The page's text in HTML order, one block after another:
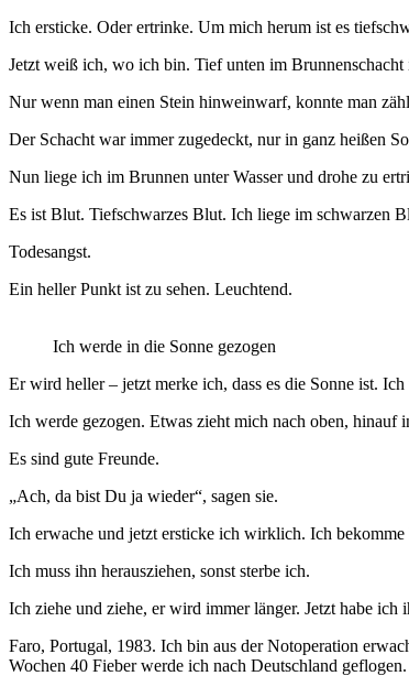
Ich ersticke. Oder ertrinke. Um mich herum ist es
Jetzt weiß ich, wo ich bin. Tief unten im
Nur wenn man einen Stein hinweinwarf, konnte man
Der Schacht war immer zugedeckt, nur in ganz heißen
Nun liege ich im Brunnen unter Wasser und drohe zu
Es ist Blut. Tiefschwarzes Blut. Ich liege im schwarzen
Todesangst.
Ein heller Punkt ist zu sehen. Leuchtend.
Ich werde in die Sonne gezogen
Er wird heller – jetzt merke ich, dass es die Sonne ist.
Ich werde gezogen. Etwas zieht mich nach oben,
Es sind gute Freunde.
„Ach, da bist Du ja wieder“, sagen sie.
Ich erwache und jetzt ersticke ich wirklich. Ich
Ich muss ihn herausziehen, sonst sterbe ich.
Ich ziehe und ziehe, er wird immer länger. Jetzt habe ich
Faro, Portugal, 1983. Ich bin aus der Notoperation
Wochen 40 Fieber werde ich nach Deutschland geflogen.